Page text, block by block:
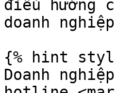
điều hướng
doanh
{% hint
Doanh